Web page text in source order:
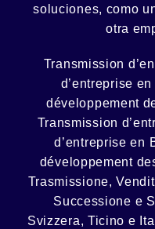
soluciones, como
otra
Transmission
d’entreprise
développement
Transmission
d’entreprise en
développement
Trasmissione,
Successione e
Svizzera, Ticino e